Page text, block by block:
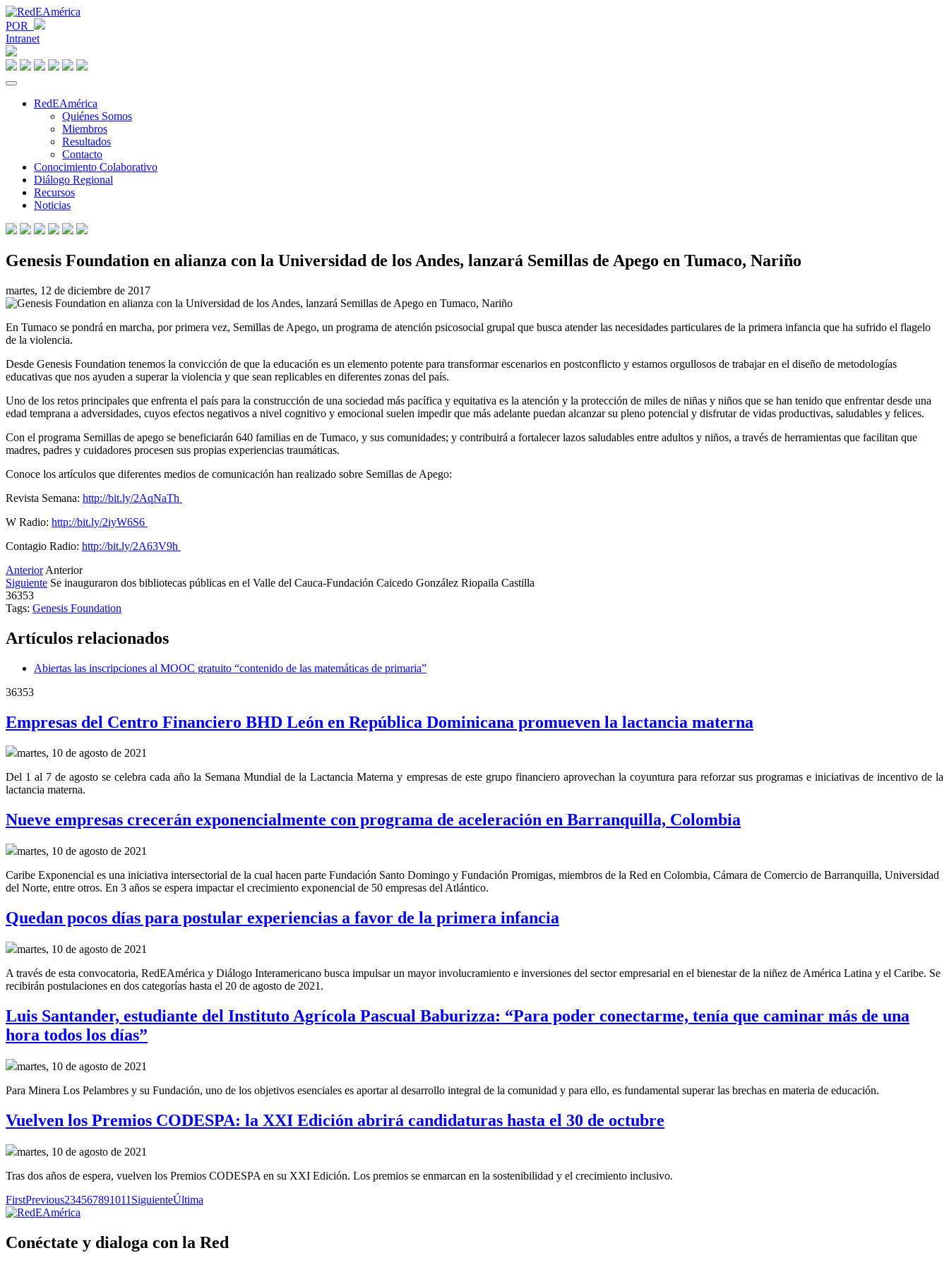
POR
Intranet
RedEAmérica
Quiénes Somos
Miembros
Resultados
Contacto
Conocimiento Colaborativo
Diálogo Regional
Recursos
Noticias
Genesis Foundation en alianza con la Universidad de los Andes, lanzará Semillas de Apego en Tumaco, Nariño
martes, 12 de diciembre de 2017
En Tumaco se pondrá en marcha, por primera vez, Semillas de Apego, un programa de atención psicosocial grupal que busca atender las necesidades particulares de la primera infancia que ha sufrido el flagelo
de la violencia.
Desde Genesis Foundation tenemos la convicción de que la educación es un elemento potente para transformar escenarios en postconflicto y estamos orgullosos de trabajar en el diseño de metodologías
educativas que nos ayuden a superar la violencia y que sean replicables en diferentes zonas del país.
Uno de los retos principales que enfrenta el país para la construcción de una sociedad más pacífica y equitativa es la atención y la protección de miles de niñas y niños que se han tenido que enfrentar desde una
edad temprana a adversidades, cuyos efectos negativos a nivel cognitivo y emocional suelen impedir que más adelante puedan alcanzar su pleno potencial y disfrutar de vidas productivas, saludables y felices.
Con el programa Semillas de apego se beneficiarán 640 familias en de Tumaco, y sus comunidades; y contribuirá a fortalecer lazos saludables entre adultos y niños, a través de herramientas que facilitan que
madres, padres y cuidadores procesen sus propias experiencias traumáticas.
Conoce los artículos que diferentes medios de comunicación han realizado sobre Semillas de Apego:
Revista Semana: http://bit.ly/2AqNaTh
W Radio: http://bit.ly/2iyW6S6
Contagio Radio: http://bit.ly/2A63V9h
Anterior Anterior
Siguiente Se inauguraron dos bibliotecas públicas en el Valle del Cauca-Fundación Caicedo González Riopaila Castilla
36353
Tags: Genesis Foundation
Artículos relacionados
Abiertas las inscripciones al MOOC gratuito “contenido de las matemáticas de primaria”
36353
Empresas del Centro Financiero BHD León en República Dominicana promueven la lactancia materna
martes, 10 de agosto de 2021
Del 1 al 7 de agosto se celebra cada año la Semana Mundial de la Lactancia Materna y empresas de este grupo financiero aprovechan la coyuntura para reforzar sus programas e iniciativas de incentivo de la
lactancia materna.
Nueve empresas crecerán exponencialmente con programa de aceleración en Barranquilla, Colombia
martes, 10 de agosto de 2021
Caribe Exponencial es una iniciativa intersectorial de la cual hacen parte Fundación Santo Domingo y Fundación Promigas, miembros de la Red en Colombia, Cámara de Comercio de Barranquilla, Universidad
del Norte, entre otros. En 3 años se espera impactar el crecimiento exponencial de 50 empresas del Atlántico.
Quedan pocos días para postular experiencias a favor de la primera infancia
martes, 10 de agosto de 2021
A través de esta convocatoria, RedEAmérica y Diálogo Interamericano busca impulsar un mayor involucramiento e inversiones del sector empresarial en el bienestar de la niñez de América Latina y el Caribe. Se
recibirán postulaciones en dos categorías hasta el 20 de agosto de 2021.
Luis Santander, estudiante del Instituto Agrícola Pascual Baburizza: “Para poder conectarme, tenía que caminar más de una
hora todos los días”
martes, 10 de agosto de 2021
Para Minera Los Pelambres y su Fundación, uno de los objetivos esenciales es aportar al desarrollo integral de la comunidad y para ello, es fundamental superar las brechas en materia de educación.
Vuelven los Premios CODESPA: la XXI Edición abrirá candidaturas hasta el 30 de octubre
martes, 10 de agosto de 2021
Tras dos años de espera, vuelven los Premios CODESPA en su XXI Edición. Los premios se enmarcan en la sostenibilidad y el crecimiento inclusivo.
FirstPrevious234567891011 SiguienteÚltima
Conéctate y dialoga con la Red